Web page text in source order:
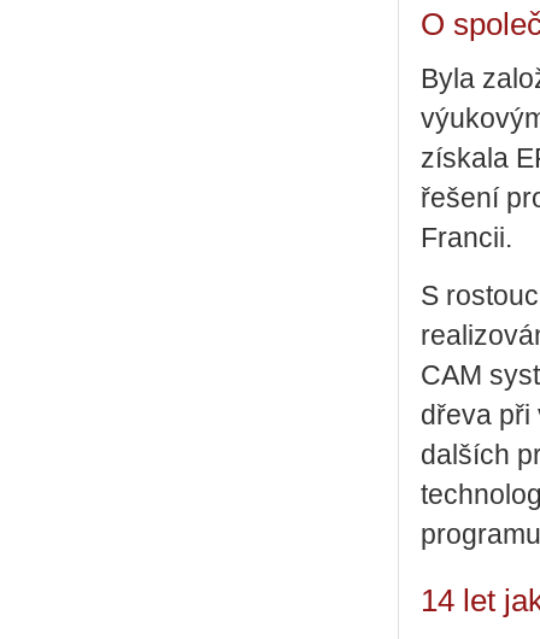
O
Byla
získala
řešení
Francii.
S
CAM
dřeva při
dalších
14 let